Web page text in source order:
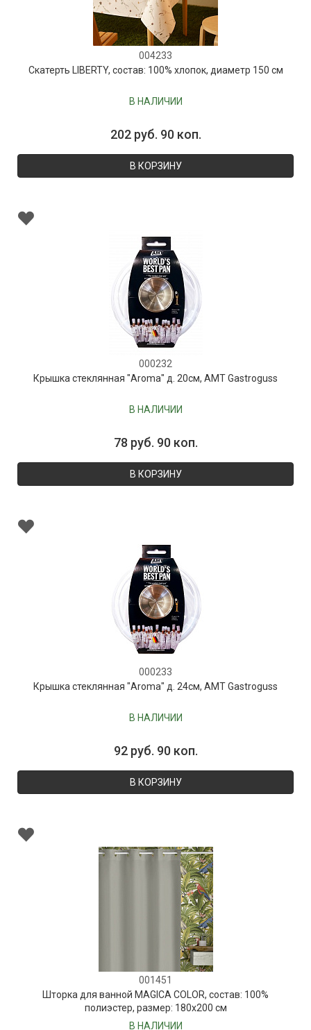
004233
Скатерть LIBERTY, состав: 100% хлопок, диаметр 150 см
В НАЛИЧИИ
202 руб. 90 коп.
В КОРЗИНУ
000232
Крышка стеклянная "Aroma" д. 20см, AMT Gastroguss
В НАЛИЧИИ
78 руб. 90 коп.
В КОРЗИНУ
000233
Крышка стеклянная "Aroma" д. 24см, AMT Gastroguss
В НАЛИЧИИ
92 руб. 90 коп.
В КОРЗИНУ
001451
Шторка для ванной MAGICA COLOR, состав: 100%
полиэстер, размер: 180х200 см
В НАЛИЧИИ